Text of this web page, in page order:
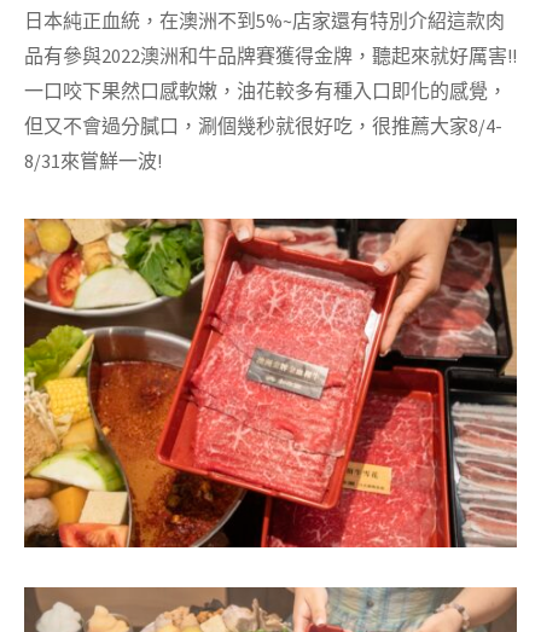
日本純正血統，在澳洲不到5%~店家還有特別介紹這款肉
品有參與2022澳洲和牛品牌賽獲得金牌，聽起來就好厲害!!
一口咬下果然口感軟嫩，油花較多有種入口即化的感覺，
但又不會過分膩口，涮個幾秒就很好吃，很推薦大家8/4-
8/31來嘗鮮一波!